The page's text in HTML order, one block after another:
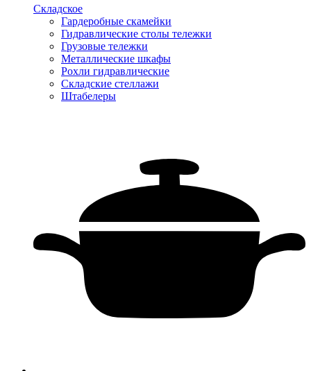
Складское
Гардеробные скамейки
Гидравлические столы тележки
Грузовые тележки
Металлические шкафы
Рохли гидравлические
Складские стеллажи
Штабелеры